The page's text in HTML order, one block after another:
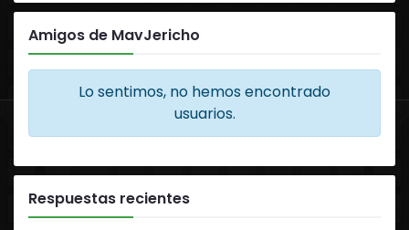
Amigos de MavJericho
Lo sentimos, no hemos encontrado
usuarios.
Respuestas recientes